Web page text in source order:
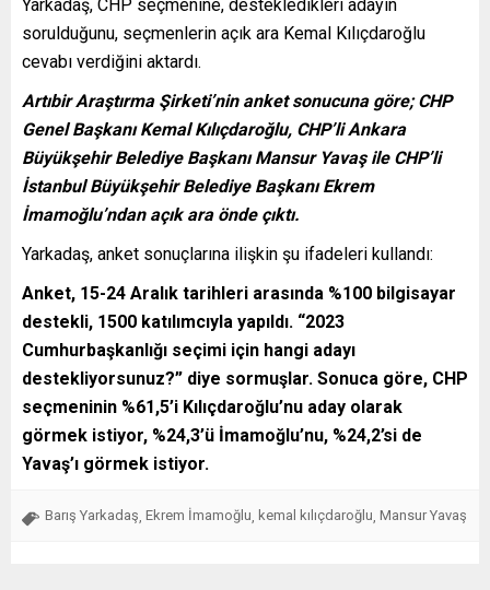
Yarkadaş, CHP seçmenine, destekledikleri adayın
sorulduğunu, seçmenlerin açık ara Kemal Kılıçdaroğlu
cevabı verdiğini aktardı.
Artıbir Araştırma Şirketi’nin anket sonucuna göre; CHP
Genel Başkanı Kemal Kılıçdaroğlu, CHP’li Ankara
Büyükşehir Belediye Başkanı Mansur Yavaş ile CHP’li
İstanbul Büyükşehir Belediye Başkanı Ekrem
İmamoğlu’ndan açık ara önde çıktı.
Yarkadaş, anket sonuçlarına ilişkin şu ifadeleri kullandı:
Anket, 15-24 Aralık tarihleri arasında %100 bilgisayar
destekli, 1500 katılımcıyla yapıldı. “2023
Cumhurbaşkanlığı seçimi için hangi adayı
destekliyorsunuz?” diye sormuşlar. Sonuca göre, CHP
seçmeninin %61,5’i Kılıçdaroğlu’nu aday olarak
görmek istiyor, %24,3’ü İmamoğlu’nu, %24,2’si de
Yavaş’ı görmek istiyor.
Barış Yarkadaş Ekrem İmamoğlu kemal kılıçdaroğlu Mansur Yavaş